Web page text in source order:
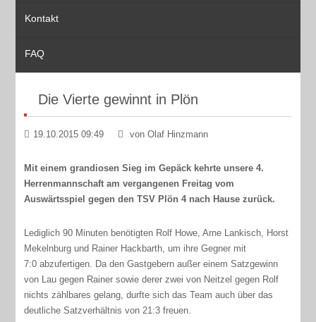
Kontakt
FAQ
Die Vierte gewinnt in Plön
19.10.2015 09:49 von Olaf Hinzmann
Mit einem grandiosen Sieg im Gepäck kehrte unsere 4.
Herrenmannschaft am vergangenen Freitag vom
Auswärtsspiel gegen den TSV Plön 4 nach Hause zurück.
Lediglich 90 Minuten benötigten Rolf Howe, Arne Lankisch, Horst
Mekelnburg und Rainer Hackbarth, um ihre Gegner mit
7:0 abzufertigen. Da den Gastgebern außer einem Satzgewinn
von Lau gegen Rainer sowie derer zwei von Neitzel gegen Rolf
nichts zählbares gelang, durfte sich das Team auch über das
deutliche Satzverhältnis von 21:3 freuen.